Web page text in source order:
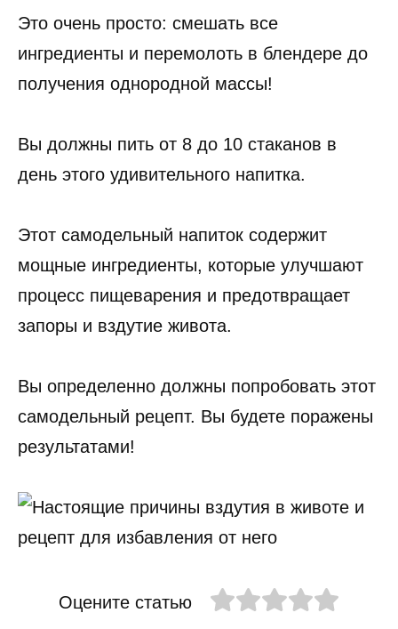
Это очень просто: смешать все
ингредиенты и перемолоть в блендере до
получения однородной массы!
Вы должны пить от 8 до 10 стаканов в
день этого удивительного напитка.
Этот самодельный напиток содержит
мощные ингредиенты, которые улучшают
процесс пищеварения и предотвращает
запоры и вздутие живота.
Вы определенно должны попробовать этот
самодельный рецепт. Вы будете поражены
результатами!
Оцените статью